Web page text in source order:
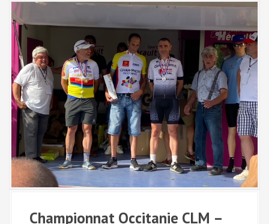
Championnat Occitanie CLM –